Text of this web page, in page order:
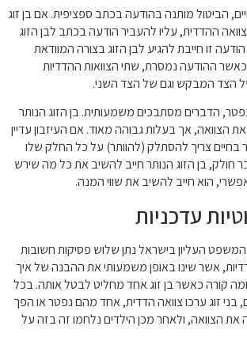
הביטול מותנה בהודעה בכתב ספציפית. אם בן זוג
ההדדית, עליו להעביר הודעה בכתב לבן הזוג
זו חייבת להגיע לבן הזוג בצורה המוודאת
ההודעה נמסרת, שתי הצוואות ההדדיות
הצד המבקש וגם של הצד השני.
הדברים מסתבכים משמעותית. בן הזוג הנותר
את הצוואה, אך בעלות גבוהה מאוד. אם העיזבון עדיין
בחיים צריך להסתלק (להוותר) על כל החלק שלו
חולק, בן הזוג הנותר חייב להשיב את כל מה שירש
הוא חייב להשיב את שווי המנה.
עדכניות
העליון בישראל נתן שלוש פסיקות חשובות
אשר שינו באופן משמעותי את ההבנה של איך
ומה קורה כאשר בן זוג אחד מחליט לבטל אותה. בכל
זוג ערכו צוואה הדדית, אחד מהם נפטר או הפך
את הצוואה, ולאחר מכן הילדים נלחמו זה בזה על